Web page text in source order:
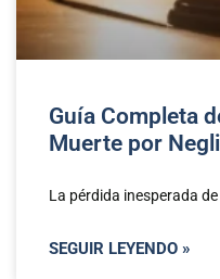
Guía Completa
Muerte por
La pérdida inesperada
SEGUIR LEYENDO »